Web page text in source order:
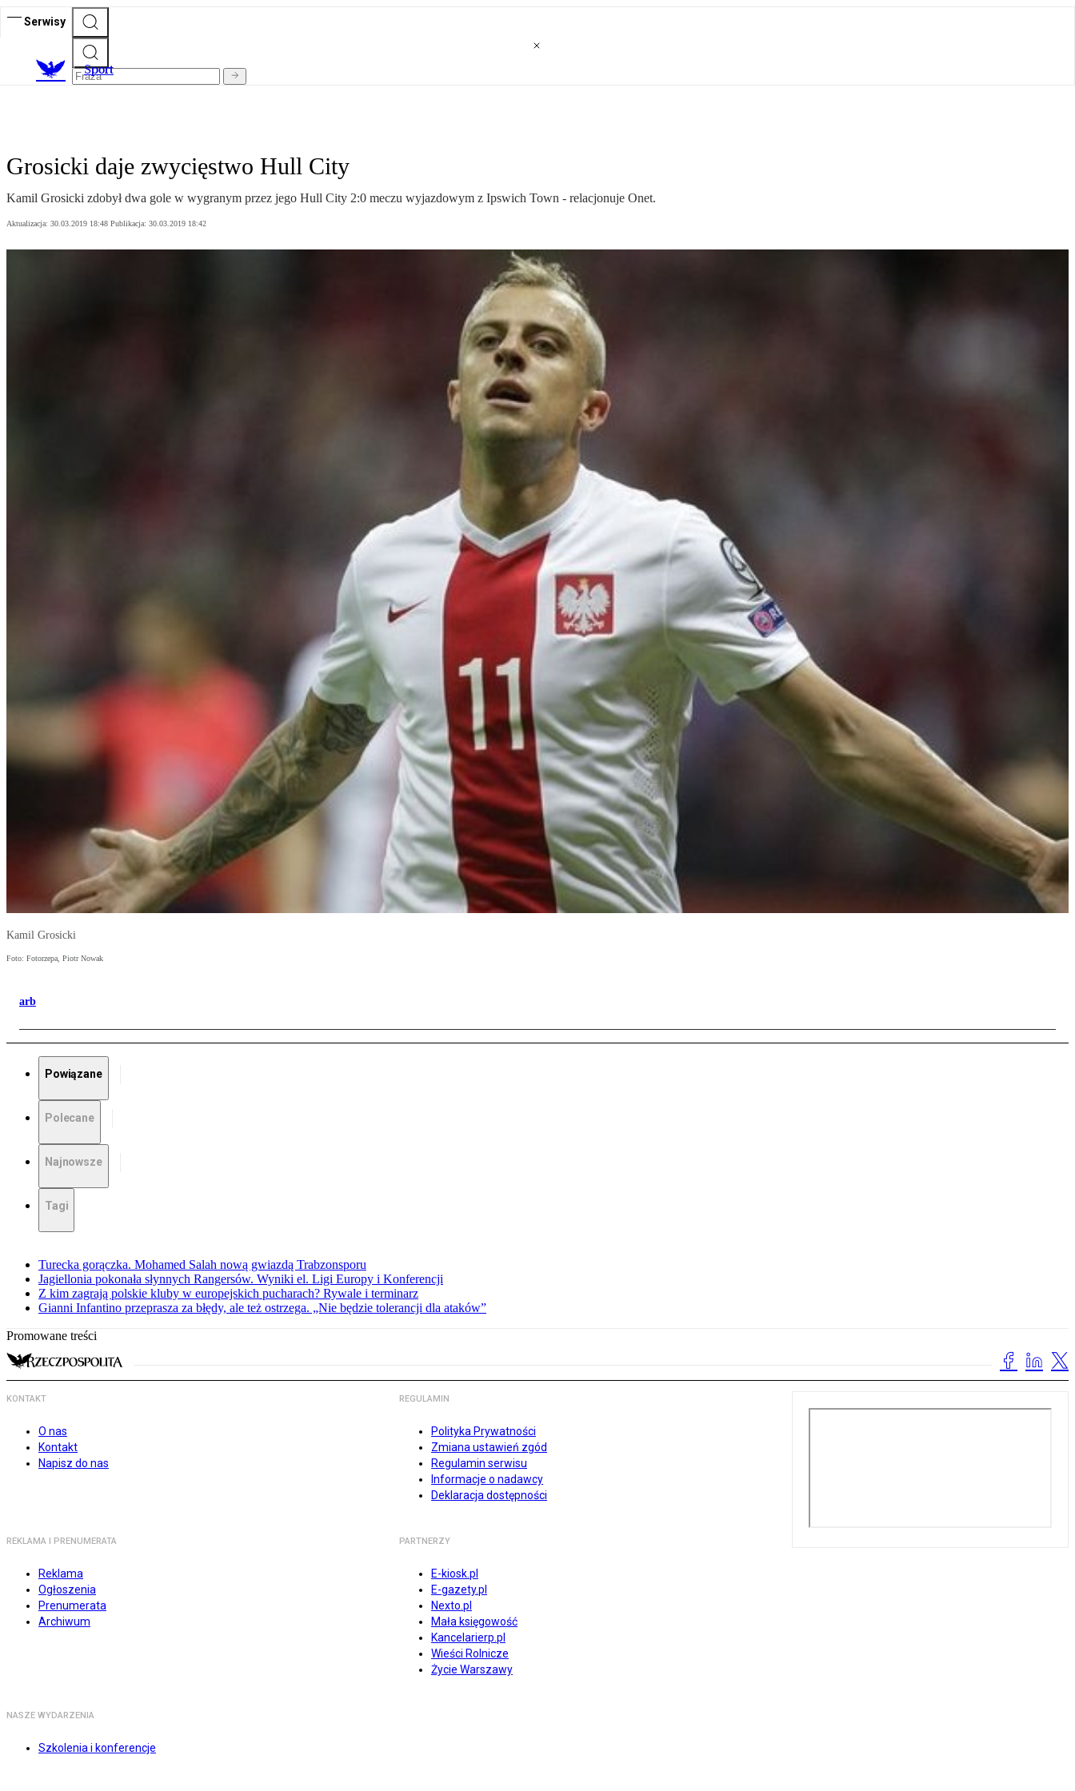
Serwisy
Sport
Grosicki daje zwycięstwo Hull City
Kamil Grosicki zdobył dwa gole w wygranym przez jego Hull City 2:0 meczu wyjazdowym z Ipswich Town - relacjonuje Onet.
Aktualizacja: 30.03.2019 18:48 Publikacja: 30.03.2019 18:42
Kamil Grosicki
Foto: Fotorzepa, Piotr Nowak
arb
Powiązane
Polecane
Najnowsze
Tagi
Turecka gorączka. Mohamed Salah nową gwiazdą Trabzonsporu
Jagiellonia pokonała słynnych Rangersów. Wyniki el. Ligi Europy i Konferencji
Z kim zagrają polskie kluby w europejskich pucharach? Rywale i terminarz
Gianni Infantino przeprasza za błędy, ale też ostrzega. „Nie będzie tolerancji dla ataków”
Promowane treści
KONTAKT
O nas
Kontakt
Napisz do nas
REGULAMIN
Polityka Prywatności
Zmiana ustawień zgód
Regulamin serwisu
Informacje o nadawcy
Deklaracja dostępności
REKLAMA I PRENUMERATA
Reklama
Ogłoszenia
Prenumerata
Archiwum
PARTNERZY
E-kiosk.pl
E-gazety.pl
Nexto.pl
Mała księgowość
Kancelarierp.pl
Wieści Rolnicze
Życie Warszawy
NASZE WYDARZENIA
Szkolenia i konferencje